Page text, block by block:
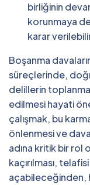
birliğinin
korunmaya
karar
Boşanma
süreçlerinde,
delillerin
edilmesi hayati
çalışmak, bu
önlenmesi ve
adına kritik bir rol
kaçırılması,
açabileceğinden,